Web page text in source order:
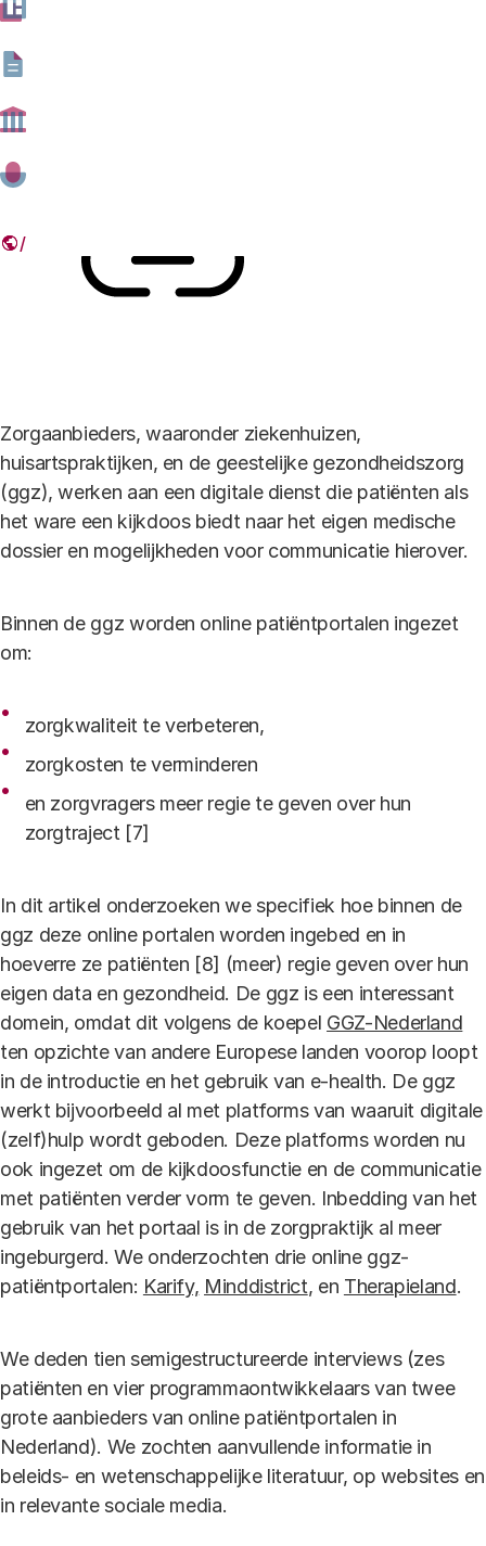
burgers mogelijk maken hun
gegevens digitaal in te zien.
14 MAART 2019
Zorgaanbieders, waaronder ziekenhuizen,
huisartspraktijken, en de geestelijke gezondheidszorg
(ggz), werken aan een digitale dienst die patiënten als
het ware een kijkdoos biedt naar het eigen medische
dossier en mogelijkheden voor communicatie hierover.
Binnen de ggz worden online patiëntportalen ingezet
om:
zorgkwaliteit te verbeteren,
zorgkosten te verminderen
en zorgvragers meer regie te geven over hun
zorgtraject [7]
In dit artikel onderzoeken we specifiek hoe binnen de
ggz deze online portalen worden ingebed en in
hoeverre ze patiënten [8] (meer) regie geven over hun
eigen data en gezondheid. De ggz is een interessant
domein, omdat dit volgens de koepel GGZ-Nederland
ten opzichte van andere Europese landen voorop loopt
in de introductie en het gebruik van e-health. De ggz
werkt bijvoorbeeld al met platforms van waaruit digitale
(zelf)hulp wordt geboden. Deze platforms worden nu
ook ingezet om de kijkdoosfunctie en de communicatie
met patiënten verder vorm te geven. Inbedding van het
gebruik van het portaal is in de zorgpraktijk al meer
ingeburgerd. We onderzochten drie online ggz-
patiëntportalen: Karify, Minddistrict, en Therapieland.
We deden tien semigestructureerde interviews (zes
patiënten en vier programmaontwikkelaars van twee
grote aanbieders van online patiëntportalen in
Nederland). We zochten aanvullende informatie in
beleids- en wetenschappelijke literatuur, op websites en
in relevante sociale media.